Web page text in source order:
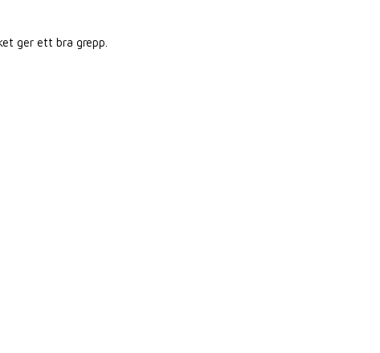
ger ett bra grepp.